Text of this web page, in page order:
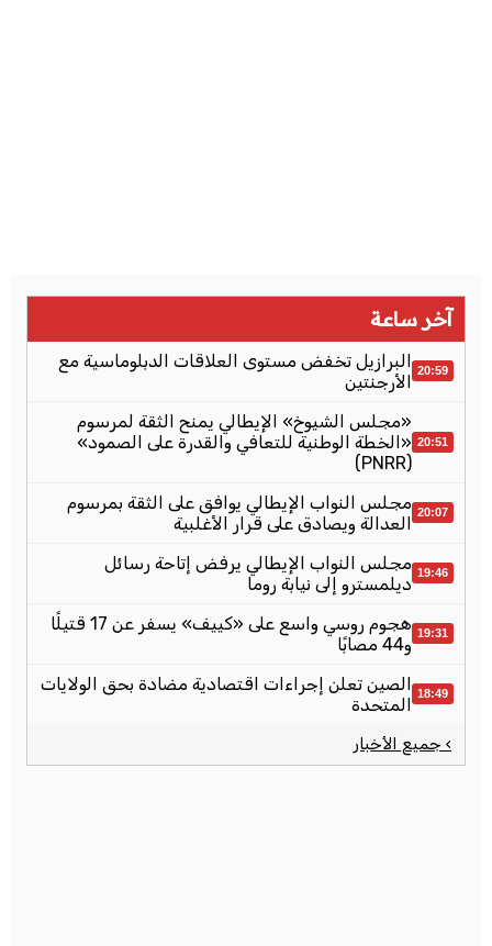
آخر ساعة
20:59 البرازيل تخفض مستوى العلاقات الدبلوماسية مع
الأرجنتين
20:51
«مجلس الشيوخ» الإيطالي يمنح الثقة لمرسوم
«الخطة الوطنية للتعافي والقدرة على الصمود»
(PNRR)
20:07 مجلس النواب الإيطالي يوافق على الثقة بمرسوم
العدالة ويصادق على قرار الأغلبية
19:46 مجلس النواب الإيطالي يرفض إتاحة رسائل
ديلمسترو إلى نيابة روما
19:31
هجوم روسي واسع على «كييف» يسفر عن 17 قتيلًا
و44 مصابًا
18:49 الصين تعلن إجراءات اقتصادية مضادة بحق الولايات
المتحدة
› جميع الأخبار